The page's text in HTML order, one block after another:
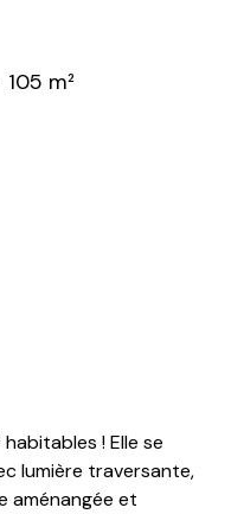
105 m²
! Elle se
lumière traversante,
aménangée et